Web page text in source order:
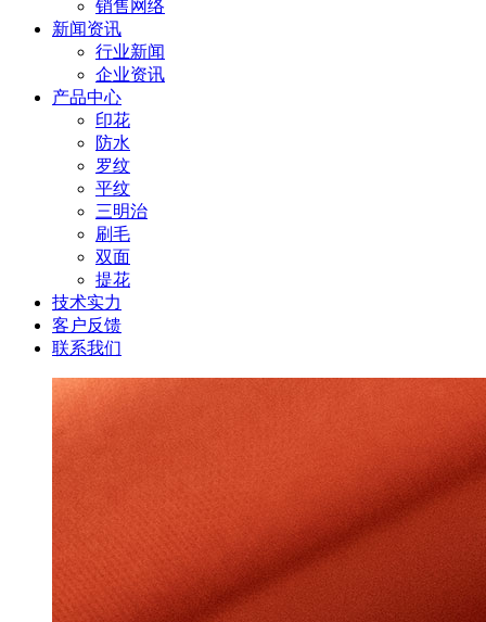
销售网络
新闻资讯
行业新闻
企业资讯
产品中心
印花
防水
罗纹
平纹
三明治
刷毛
双面
提花
技术实力
客户反馈
联系我们